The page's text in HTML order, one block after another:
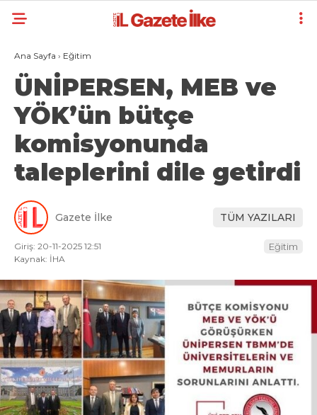
Ana Sayfa › Eğitim
ÜNİPERSEN, MEB ve
YÖK’ün bütçe
komisyonunda
taleplerini dile getirdi
Gazete İlke TÜM YAZILARI
Giriş: 20-11-2025 12:51
Kaynak: İHA
Eğitim